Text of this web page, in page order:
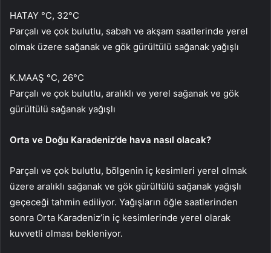
HATAY °C, 32°C
Parçalı ve çok bulutlu, sabah ve akşam saatlerinde yerel
olmak üzere sağanak ve gök gürültülü sağanak yağışlı
K.MAAŞ °C, 26°C
Parçalı ve çok bulutlu, aralıklı ve yerel sağanak ve gök
gürültülü sağanak yağışlı
Orta ve Doğu Karadeniz’de hava nasıl olacak?
Parçalı ve çok bulutlu, bölgenin iç kesimleri yerel olmak
üzere aralıklı sağanak ve gök gürültülü sağanak yağışlı
geçeceği tahmin ediliyor. Yağışların öğle saatlerinden
sonra Orta Karadeniz’in iç kesimlerinde yerel olarak
kuvvetli olması bekleniyor.